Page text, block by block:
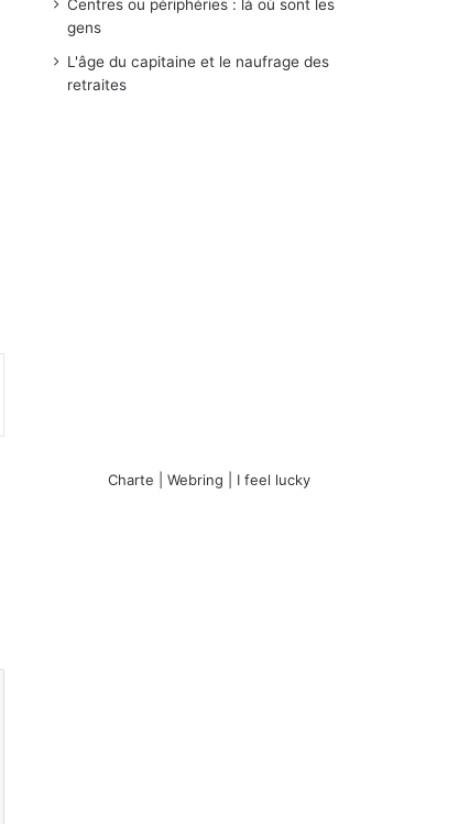
Centres ou périphéries : là où sont les
gens
L'âge du capitaine et le naufrage des
retraites
Charte Webring I feel lucky